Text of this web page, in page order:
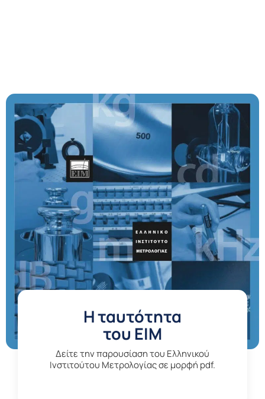
H ταυτότητα
του ΕΙΜ
Δείτε την παρουσίαση του Ελληνικού
Ινστιτούτου Μετρολογίας σε μορφή pdf.